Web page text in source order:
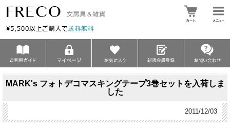
MARK's フォトデコマスキングテープ3巻セットを入荷しま
した
2011/12/03